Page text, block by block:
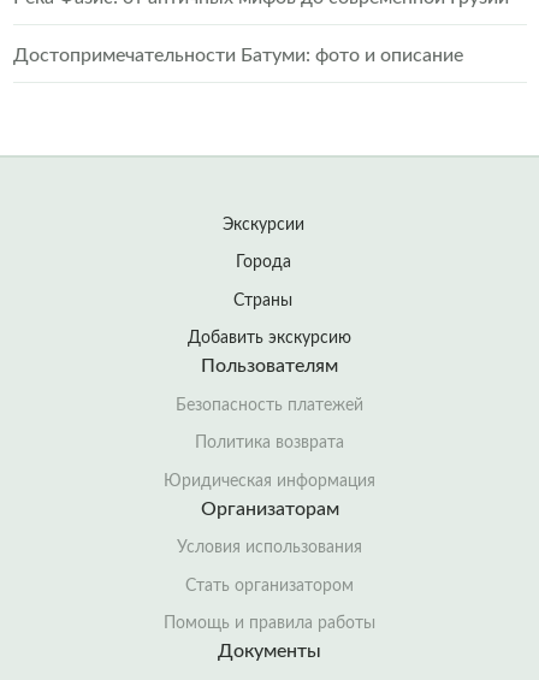
Достопримечательности Батуми: фото и описание
Экскурсии
Города
Страны
Добавить экскурсию
Пользователям
Безопасность платежей
Политика возврата
Юридическая информация
Организаторам
Условия использования
Стать организатором
Помощь и правила работы
Документы